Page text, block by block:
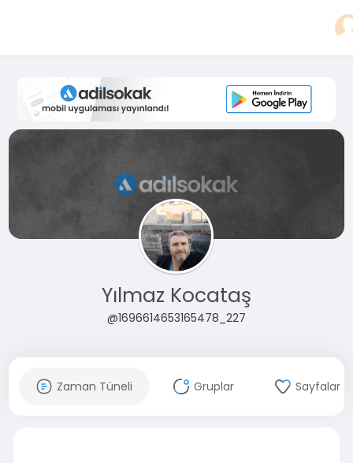
Yılmaz Kocataş
@1696614653165478_227
Zaman Tüneli Gruplar Sayfalar